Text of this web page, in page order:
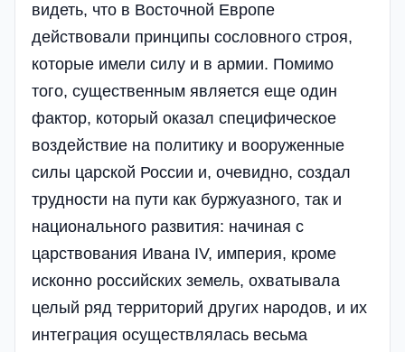
видеть, что в Восточной Европе
действовали принципы сословного строя,
которые имели силу и в армии. Помимо
того, существенным является еще один
фактор, который оказал специфическое
воздействие на политику и вооруженные
силы царской России и, очевидно, создал
трудности на пути как буржуазного, так и
национального развития: начиная с
царствования Ивана IV, империя, кроме
исконно российских земель, охватывала
целый ряд территорий других народов, и их
интеграция осуществлялась весьма